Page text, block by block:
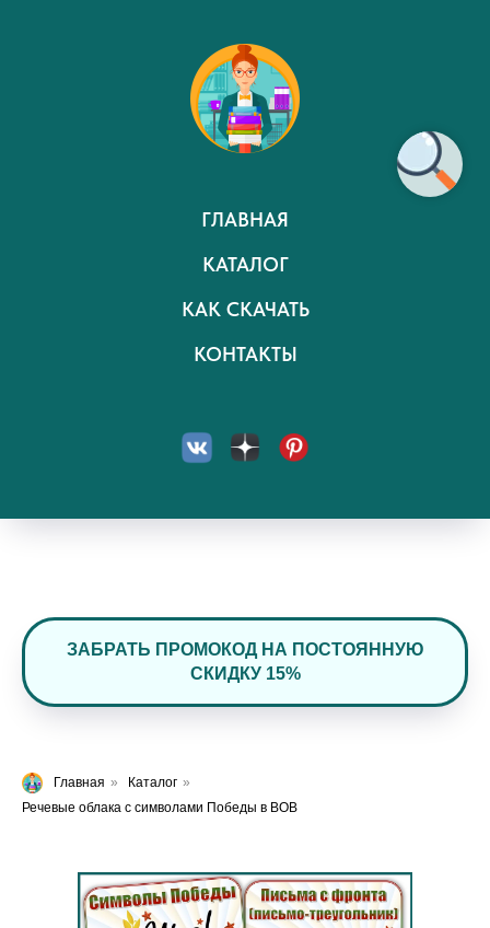
ГЛАВНАЯ
КАТАЛОГ
КАК СКАЧАТЬ
КОНТАКТЫ
ЗАБРАТЬ ПРОМОКОД НА ПОСТОЯННУЮ
СКИДКУ 15%
Главная » Каталог »
Речевые облака с символами Победы в ВОВ